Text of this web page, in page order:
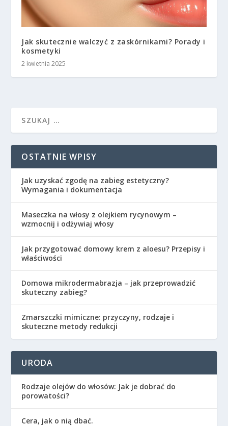
Jak skutecznie walczyć z zaskórnikami? Porady i
kosmetyki
2 kwietnia 2025
OSTATNIE WPISY
Jak uzyskać zgodę na zabieg estetyczny?
Wymagania i dokumentacja
Maseczka na włosy z olejkiem rycynowym –
wzmocnij i odżywiaj włosy
Jak przygotować domowy krem z aloesu? Przepisy i
właściwości
Domowa mikrodermabrazja – jak przeprowadzić
skuteczny zabieg?
Zmarszczki mimiczne: przyczyny, rodzaje i
skuteczne metody redukcji
URODA
Rodzaje olejów do włosów: Jak je dobrać do
porowatości?
Cera, jak o nią dbać.